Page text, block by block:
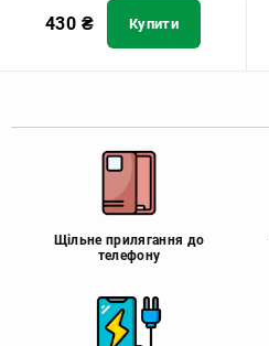
430 ₴ Купити
Щільне прилягання до
телефону